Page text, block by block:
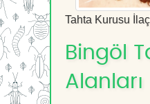
Tahta Kurusu
Bingöl
Alanları